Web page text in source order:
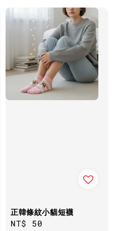
正韓條紋小貓短襪
Regular
NT$ 50